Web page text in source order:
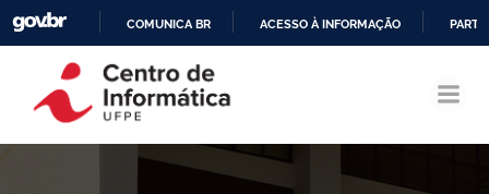
CONTEÚDO
COMUNICA BR ACESSO À INFORMAÇÃO